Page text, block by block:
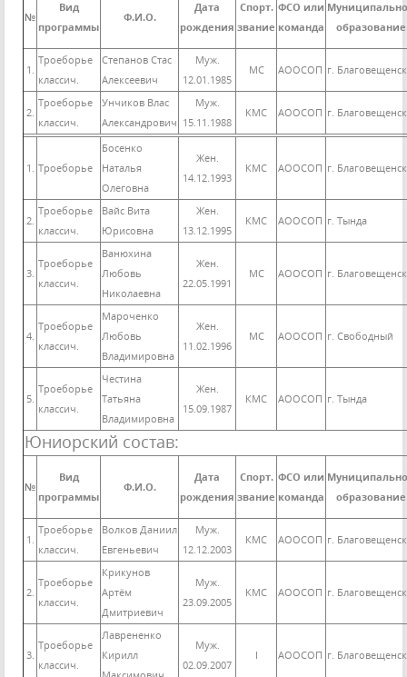
№
Вид
программы
Ф.И.О.
Дата
рождения
Спорт.
звание
ФСО или
команда
образование
1.
Троеборье
классич.
Степанов Стас
Алексеевич
Муж.
12.01.1985
МС АООСОП г. Благовещенск
2.
Троеборье
классич.
Унчиков Влас
Александрович
Муж.
15.11.1988
КМС АООСОП г. Благовещенск
1. Троеборье
Босенко
Наталья
Олеговна
Жен.
14.12.1993
КМС АООСОП г. Благовещенск
2.
Троеборье
классич.
Вайс Вита
Юрисовна
Жен.
13.12.1995
КМС АООСОП г. Тында
3.
Троеборье
классич.
Ванюхина
Любовь
Николаевна
Жен.
22.05.1991
МС АООСОП г. Благовещенск
4.
Троеборье
классич.
Мароченко
Любовь
Владимировна
Жен.
11.02.1996
МС АООСОП г. Свободный
5.
Троеборье
классич.
Честина
Татьяна
Владимировна
Жен.
15.09.1987
КМС АООСОП г. Тында
Юниорский состав:
№
Вид
программы
Ф.И.О.
Дата
рождения
Спорт.
звание
ФСО или
команда
образование
1.
Троеборье
классич.
Волков Даниил
Евгеньевич
Муж.
12.12.2003
КМС АООСОП г. Благовещенск
2.
Троеборье
классич.
Крикунов
Артём
Дмитриевич
Муж.
23.09.2005
КМС АООСОП г. Благовещенск
3.
Троеборье
классич.
Лаврененко
Кирилл
Муж.
02.09.2007
I АООСОП г. Благовещенск